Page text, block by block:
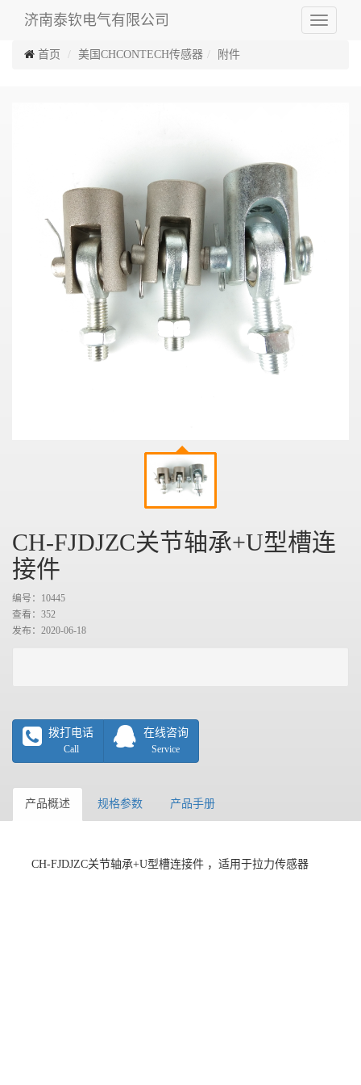
济南泰钦电气有限公司
Toggle
首页
美国CHCONTECH传感器 附件
CH-FJDJZC关节轴承+U型槽连
接件
编号：10445
查看： 352
发布：2020-06-18
拨打电话
Call
在线咨询
Service
产品概述 规格参数 产品手册
CH-FJDJZC关节轴承+U型槽连接件 ，适用于拉力传感器